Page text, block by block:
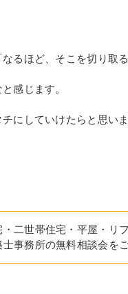
るほど、そこを切り取
感じます。
にしていけたらと思いま
二世帯住宅・平屋・
事務所の無料相談会を